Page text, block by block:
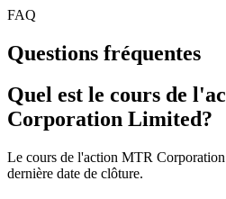
FAQ
Questions fréquentes
Quel est le cours de
Corporation Limited?
Le cours de l'action MTR
dernière date de clôture.